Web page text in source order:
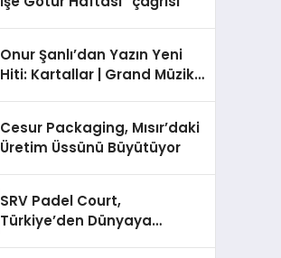
Onur Şanlı’dan Yazın Yeni
Hiti: Kartallar | Grand Müzik
Cesur Packaging, Mısır’daki
Üretim Üssünü Büyütüyor
SRV Padel Court,
Türkiye’den Dünyaya